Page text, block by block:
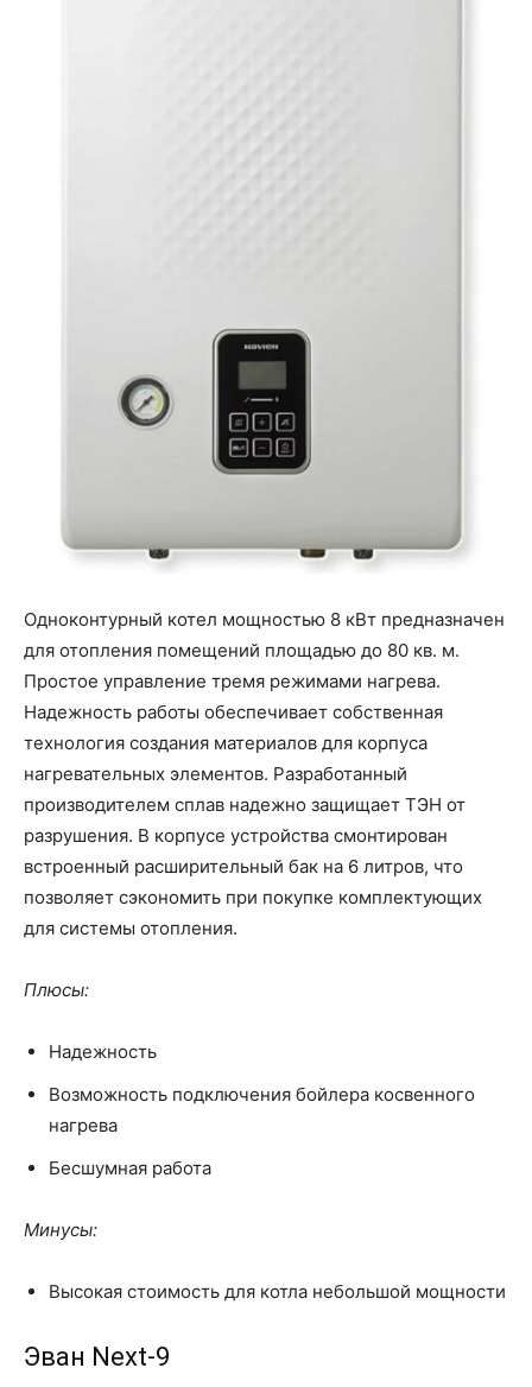
Одноконтурный котел мощностью 8 кВт предназначен
для отопления помещений площадью до 80 кв. м.
Простое управление тремя режимами нагрева.
Надежность работы обеспечивает собственная
технология создания материалов для корпуса
нагревательных элементов. Разработанный
производителем сплав надежно защищает ТЭН от
разрушения. В корпусе устройства смонтирован
встроенный расширительный бак на 6 литров, что
позволяет сэкономить при покупке комплектующих
для системы отопления.
Плюсы:
Надежность
Возможность подключения бойлера косвенного
нагрева
Бесшумная работа
Минусы:
Высокая стоимость для котла небольшой мощности
Эван Next-9